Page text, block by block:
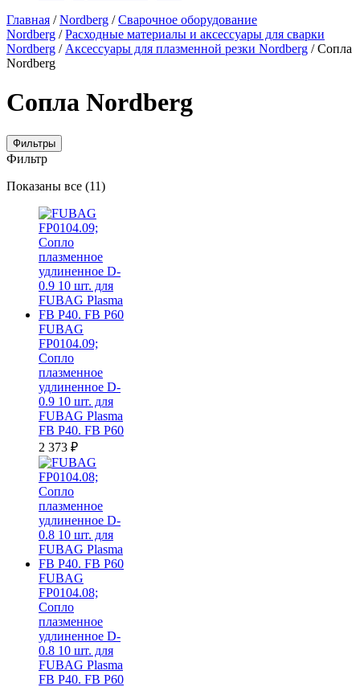
Главная /Nordberg /Сварочное оборудование
Nordberg /Расходные материалы и аксессуары для сварки
Nordberg / Аксессуары для плазменной резки Nordberg / Сопла
Nordberg
Сопла Nordberg
Фильтры
Фильтр
Показаны все (11)Цены:
FUBAG
FP0104.09;
Сопло
плазменное
удлиненное D-
0.9 10 шт. для
FUBAG Plasma
FB P40. FB P60
2 373 ₽
FUBAG
FP0104.08;
Сопло
плазменное
удлиненное D-
0.8 10 шт. для
FUBAG Plasma
FB P40. FB P60